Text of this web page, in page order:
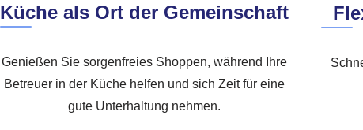
Küche als Ort der Gemeinschaft
Genießen Sie sorgenfreies Shoppen, während Ihre
Betreuer in der Küche helfen und sich Zeit für eine
gute Unterhaltung nehmen.